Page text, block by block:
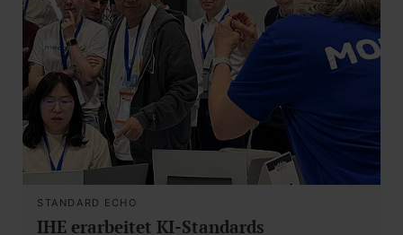
STANDARD ECHO
IHE erarbeitet KI-Standards